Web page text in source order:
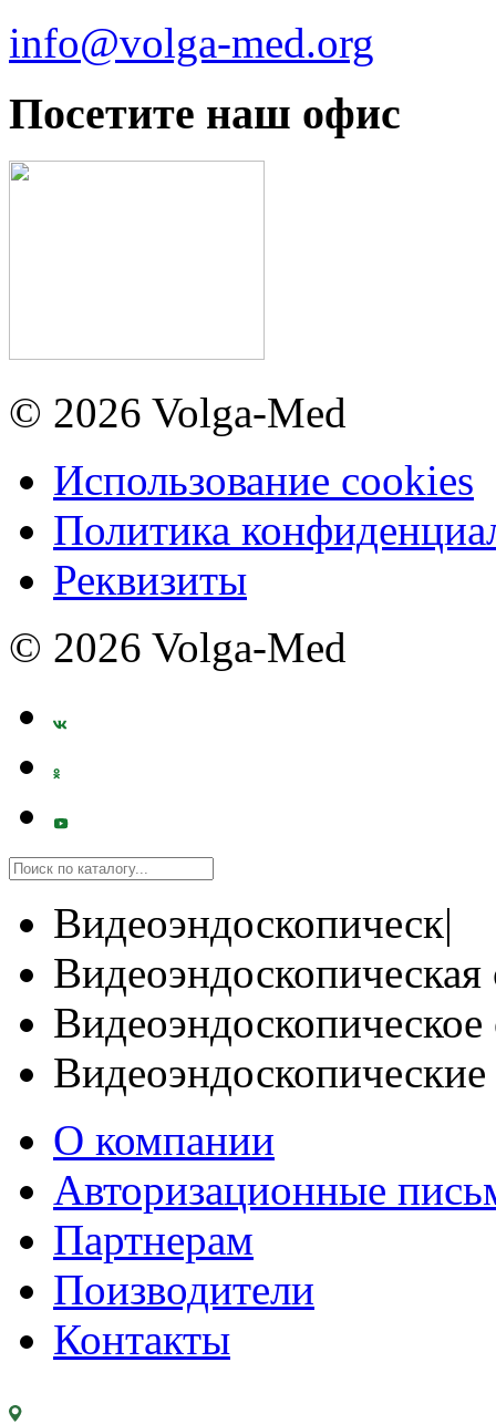
info@volga-med.org
Посетите наш офис
© 2026 Volga-Med
Использование cookies
Политика
Реквизиты
© 2026 Volga-Med
Видеоэндоскопическ|
Видеоэндоскопическая
О компании
Авторизационные
Партнерам
Поизводители
Контакты